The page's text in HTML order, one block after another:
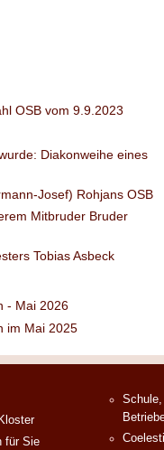
OSB vom 9.9.2023
Diakonweihe eines
Josef) Rohjans OSB
Mitbruder Bruder
Tobias Asbeck
- Mai 2026
im Mai 2025
für Sie